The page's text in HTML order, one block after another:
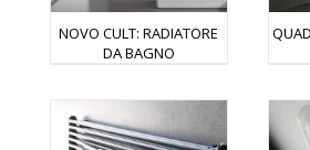
NOVO CULT: RADIATORE
DA BAGNO